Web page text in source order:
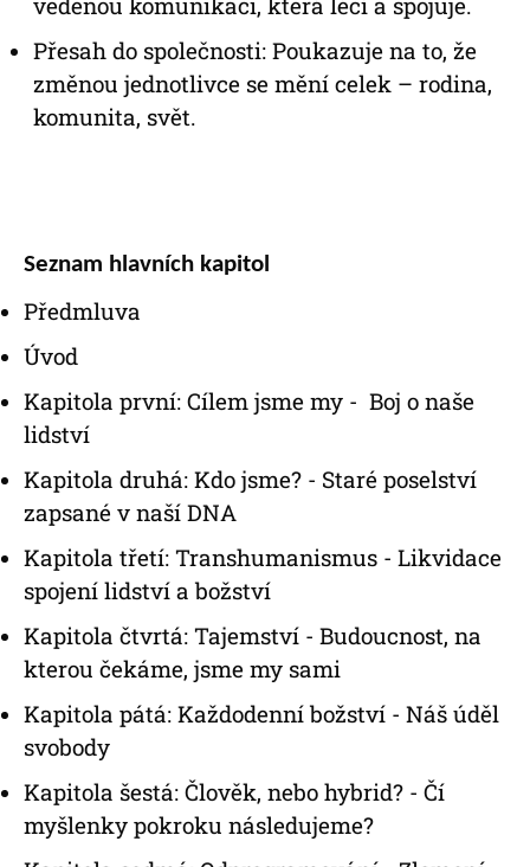
Přesah do společnosti: Poukazuje na to, že
změnou jednotlivce se mění celek – rodina,
komunita, svět.
Seznam hlavních kapitol
Předmluva
Úvod
Kapitola první: Cílem jsme my - Boj o naše
lidství
Kapitola druhá: Kdo jsme? - Staré poselství
zapsané v naší DNA
Kapitola třetí: Transhumanismus - Likvidace
spojení lidství a božství
Kapitola čtvrtá: Tajemství - Budoucnost, na
kterou čekáme, jsme my sami
Kapitola pátá: Každodenní božství - Náš úděl
svobody
Kapitola šestá: Člověk, nebo hybrid? - Čí
myšlenky pokroku následujeme?